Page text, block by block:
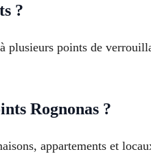
?
plusieurs points de
Rognonas ?
appartements et